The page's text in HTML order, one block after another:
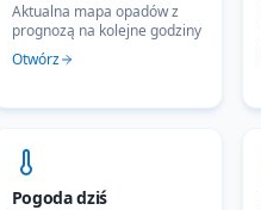
Aktualna mapa opadów z
prognozą na kolejne godziny
Otwórz
Pogoda dziś